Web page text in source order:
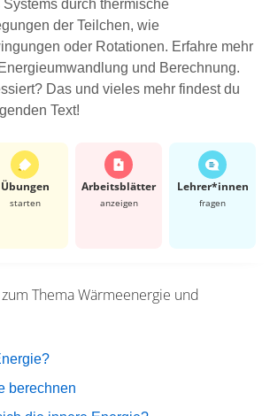
Systems durch thermische
der Teilchen, wie
oder Rotationen. Erfahre mehr
und Berechnung.
Das und vieles mehr findest du
Text!
Übungen
starten
Arbeits­blätter
anzeigen
Lehrer*​innen
fragen
ThemaWärmeenergie und
berechnen